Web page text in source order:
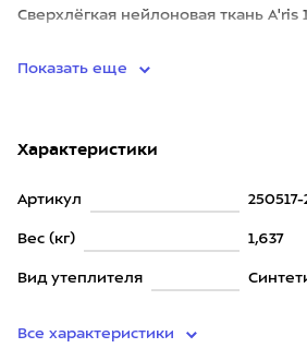
Сверхлёгкая нейлоновая ткань A'ris
Показать еще
Характеристики
Артикул 250517-
Вес (кг) 1,637
Вид утеплителя
Все характеристики